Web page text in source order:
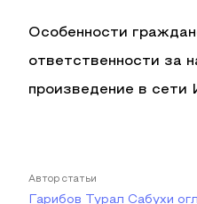
Особенности
ответственности за
произведение в сети
Автор статьи
Гарибов Турал Сабухи